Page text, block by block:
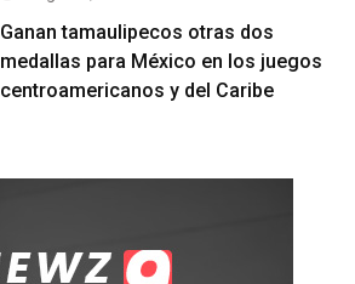
Ganan tamaulipecos otras dos
medallas para México en los juegos
centroamericanos y del Caribe